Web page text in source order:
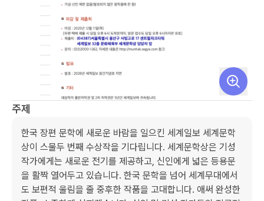
주제
한국 장편 문학에 새로운 바람을 일으킨 세계일보 세계문학
상이 스물두 번째 수상작을 기다립니다. 세계문학상은 기성
작가에게는 새로운 전기를 제공하고, 신인에게 넓은 등용문
을 활짝 열어두고 있습니다. 한국 문학을 넘어 세계무대에서
도 보편적 울림을 줄 중후한 작품을 고대합니다. 애써 완성한